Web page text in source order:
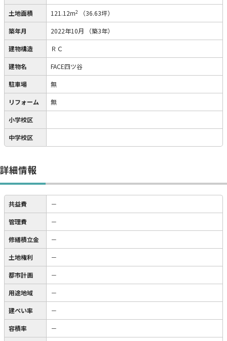
土地面積 121.12m2 （36.63坪）
築年月 2022年10月 （築3年）
建物構造 ＲＣ
建物名 FACE四ツ谷
駐車場 無
リフォーム 無
小学校区
中学校区
詳細情報
共益費 －
管理費 －
修繕積立金 －
土地権利 －
都市計画 －
用途地域 －
建ぺい率 －
容積率 －